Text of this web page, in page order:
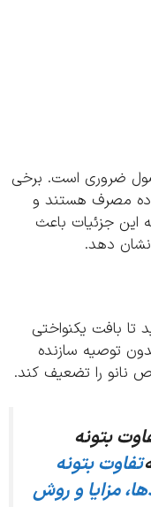
است. برخی
مصرف هستند و
جزئیات باعث
یکنواختی
سازنده
را تضعیف کند.
بتونه
و روش